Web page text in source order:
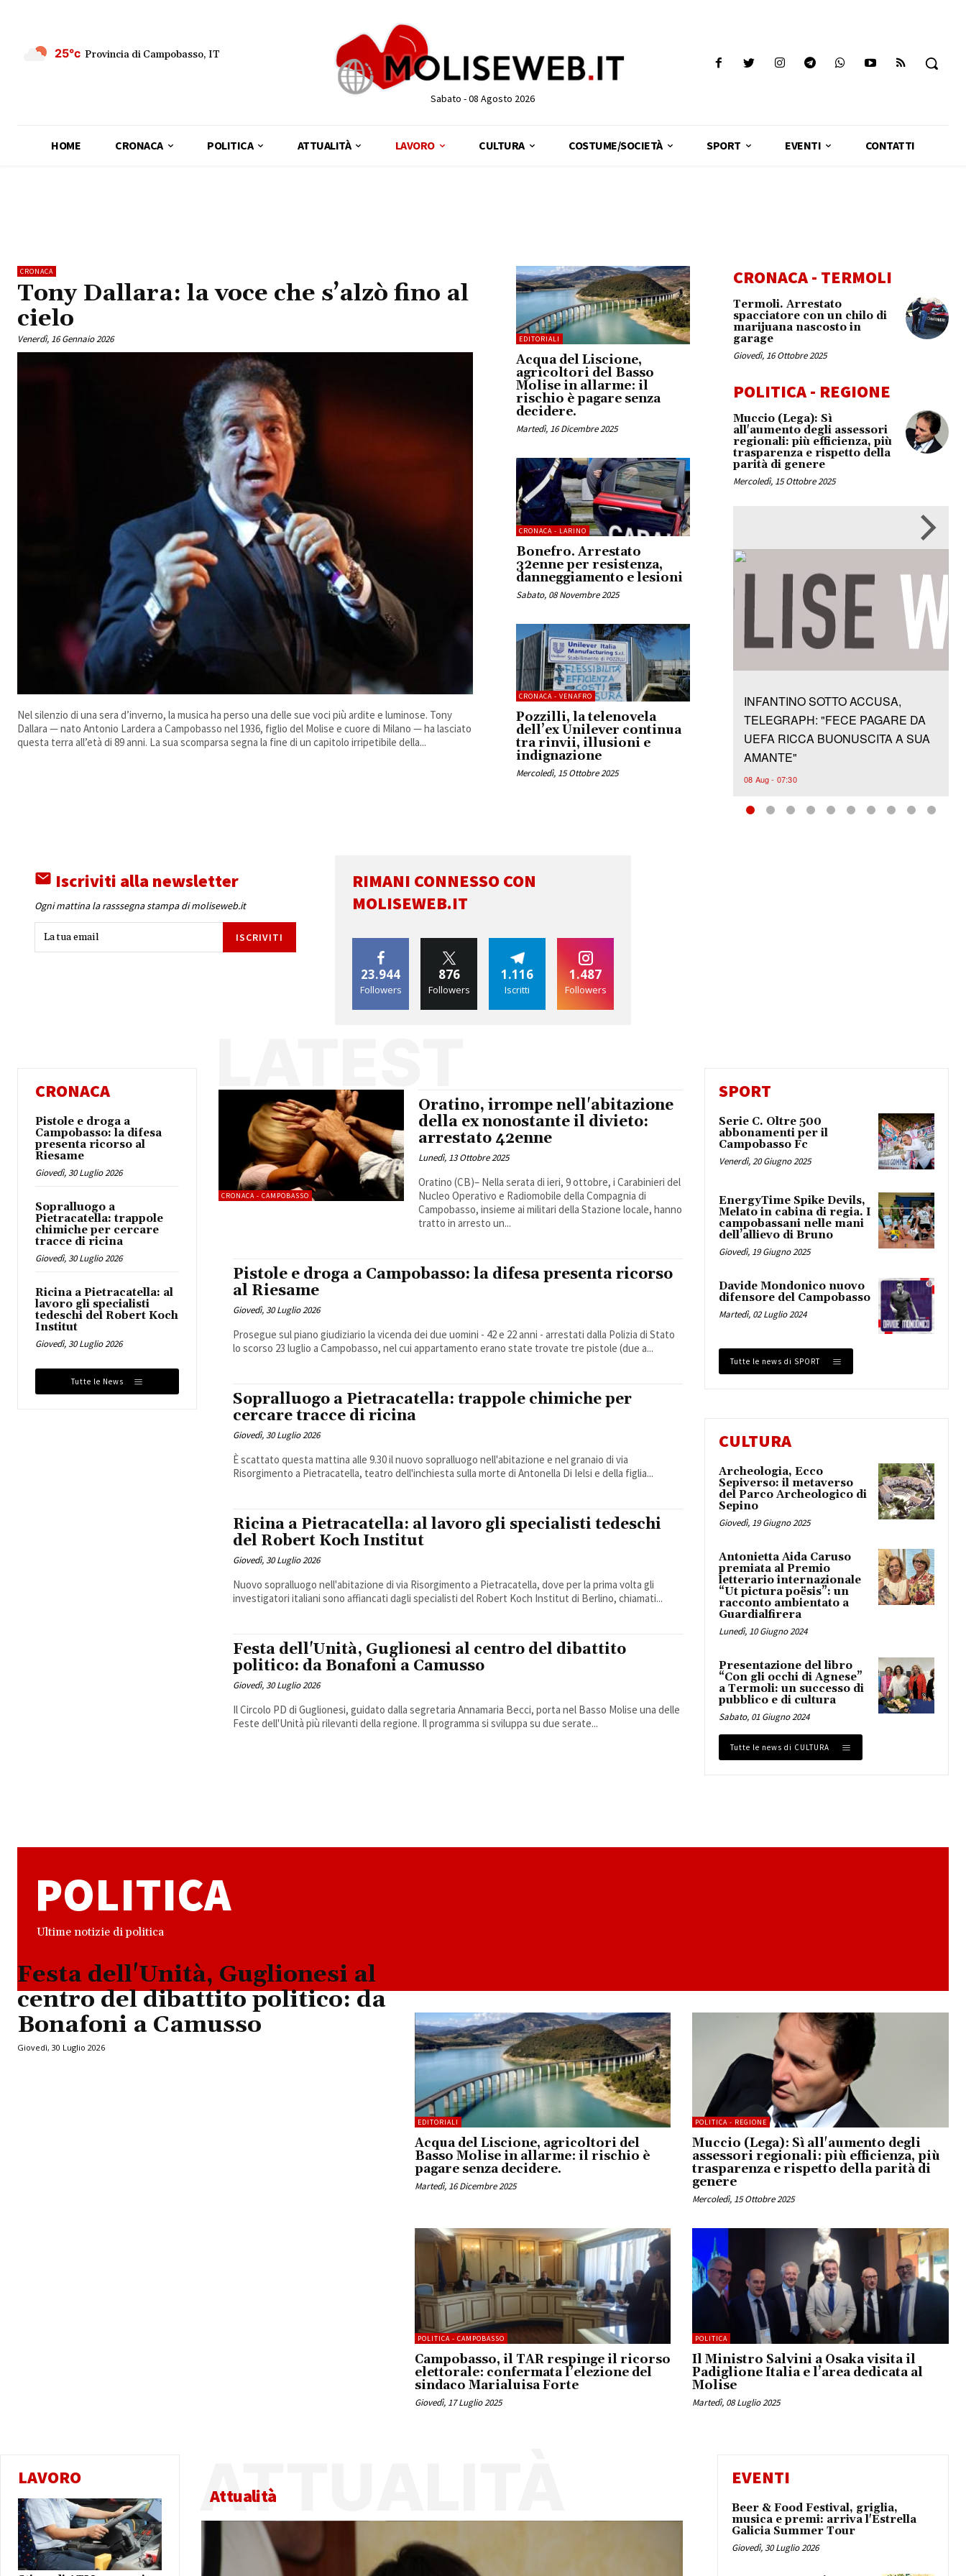
25°c Provincia di Campobasso, IT
Sabato - 08 Agosto 2026
HOME CRONACA POLITICA ATTUALITÀ LAVORO CULTURA COSTUME/SOCIETÀ SPORT EVENTI CONTATTI
CRONACA
Tony Dallara: la voce che s’alzò fino al
cielo
Venerdì, 16 Gennaio 2026
Nel silenzio di una sera d’inverno, la musica ha perso una delle sue voci più ardite e luminose. Tony
Dallara — nato Antonio Lardera a Campobasso nel 1936, figlio del Molise e cuore di Milano — ha lasciato
questa terra all’età di 89 anni. La sua scomparsa segna la fine di un capitolo irripetibile della...
EDITORIALI
Acqua del Liscione,
agricoltori del Basso
Molise in allarme: il
rischio è pagare senza
decidere.
Martedì, 16 Dicembre 2025
CRONACA - LARINO
Bonefro. Arrestato
32enne per resistenza,
danneggiamento e lesioni
Sabato, 08 Novembre 2025
CRONACA - VENAFRO
Pozzilli, la telenovela
dell’ex Unilever continua
tra rinvii, illusioni e
indignazione
Mercoledì, 15 Ottobre 2025
CRONACA - TERMOLI
Termoli. Arrestato
spacciatore con un chilo di
marijuana nascosto in
garage
Giovedì, 16 Ottobre 2025
POLITICA - REGIONE
Muccio (Lega): Sì
all'aumento degli assessori
regionali: più efficienza, più
trasparenza e rispetto della
parità di genere
Mercoledì, 15 Ottobre 2025
Iscriviti alla newsletter
Ogni mattina la rasssegna stampa di moliseweb.it
ISCRIVITI
RIMANI CONNESSO CON
MOLISEWEB.IT
23.944
Followers
876
Followers
1.116
Iscritti
1.487
Followers
CRONACA
Pistole e droga a
Campobasso: la difesa
presenta ricorso al
Riesame
Giovedì, 30 Luglio 2026
Sopralluogo a
Pietracatella: trappole
chimiche per cercare
tracce di ricina
Giovedì, 30 Luglio 2026
Ricina a Pietracatella: al
lavoro gli specialisti
tedeschi del Robert Koch
Institut
Giovedì, 30 Luglio 2026
Tutte le News
CRONACA - CAMPOBASSO
Oratino, irrompe nell'abitazione
della ex nonostante il divieto:
arrestato 42enne
Lunedì, 13 Ottobre 2025
Oratino (CB)– Nella serata di ieri, 9 ottobre, i Carabinieri del
Nucleo Operativo e Radiomobile della Compagnia di
Campobasso, insieme ai militari della Stazione locale, hanno
tratto in arresto un...
Pistole e droga a Campobasso: la difesa presenta ricorso
al Riesame
Giovedì, 30 Luglio 2026
Prosegue sul piano giudiziario la vicenda dei due uomini - 42 e 22 anni - arrestati dalla Polizia di Stato
lo scorso 23 luglio a Campobasso, nel cui appartamento erano state trovate tre pistole (due a...
Sopralluogo a Pietracatella: trappole chimiche per
cercare tracce di ricina
Giovedì, 30 Luglio 2026
È scattato questa mattina alle 9.30 il nuovo sopralluogo nell'abitazione e nel granaio di via
Risorgimento a Pietracatella, teatro dell'inchiesta sulla morte di Antonella Di Ielsi e della figlia...
Ricina a Pietracatella: al lavoro gli specialisti tedeschi
del Robert Koch Institut
Giovedì, 30 Luglio 2026
Nuovo sopralluogo nell'abitazione di via Risorgimento a Pietracatella, dove per la prima volta gli
investigatori italiani sono affiancati dagli specialisti del Robert Koch Institut di Berlino, chiamati...
Festa dell'Unità, Guglionesi al centro del dibattito
politico: da Bonafoni a Camusso
Giovedì, 30 Luglio 2026
Il Circolo PD di Guglionesi, guidato dalla segretaria Annamaria Becci, porta nel Basso Molise una delle
Feste dell'Unità più rilevanti della regione. Il programma si sviluppa su due serate...
SPORT
Serie C. Oltre 500
abbonamenti per il
Campobasso Fc
Venerdì, 20 Giugno 2025
EnergyTime Spike Devils,
Melato in cabina di regia. I
campobassani nelle mani
dell’allievo di Bruno
Giovedì, 19 Giugno 2025
Davide Mondonico nuovo
difensore del Campobasso
Martedì, 02 Luglio 2024
Tutte le news di SPORT
CULTURA
Archeologia, Ecco
Sepiverso: il metaverso
del Parco Archeologico di
Sepino
Giovedì, 19 Giugno 2025
Antonietta Aida Caruso
premiata al Premio
letterario internazionale
“Ut pictura poësis”: un
racconto ambientato a
Guardialfirera
Lunedì, 10 Giugno 2024
Presentazione del libro
“Con gli occhi di Agnese”
a Termoli: un successo di
pubblico e di cultura
Sabato, 01 Giugno 2024
Tutte le news di CULTURA
POLITICA
Ultime notizie di politica
Festa dell'Unità, Guglionesi al
centro del dibattito politico: da
Bonafoni a Camusso
Giovedì, 30 Luglio 2026
EDITORIALI
Acqua del Liscione, agricoltori del
Basso Molise in allarme: il rischio è
pagare senza decidere.
Martedì, 16 Dicembre 2025
POLITICA - REGIONE
Muccio (Lega): Sì all'aumento degli
assessori regionali: più efficienza, più
trasparenza e rispetto della parità di
genere
Mercoledì, 15 Ottobre 2025
POLITICA - CAMPOBASSO
Campobasso, il TAR respinge il ricorso
elettorale: confermata l’elezione del
sindaco Marialuisa Forte
Giovedì, 17 Luglio 2025
POLITICA
Il Ministro Salvini a Osaka visita il
Padiglione Italia e l’area dedicata al
Molise
Martedì, 08 Luglio 2025
LAVORO
Attualità
ATTUALITÀ EVENTI
Beer & Food Festival, griglia,
musica e premi: arriva l'Estrella
Galicia Summer Tour
Giovedì, 30 Luglio 2026